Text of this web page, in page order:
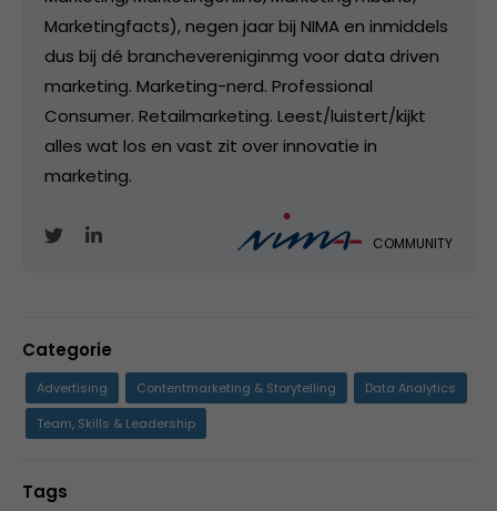
Marketingfacts), negen jaar bij NIMA en inmiddels
dus bij dé branchevereniginmg voor data driven
marketing. Marketing-nerd. Professional
Consumer. Retailmarketing. Leest/luistert/kijkt
alles wat los en vast zit over innovatie in
marketing.
COMMUNITY
Categorie
Advertising Contentmarketing & Storytelling
Data Analytics
Team, Skills & Leadership
Tags